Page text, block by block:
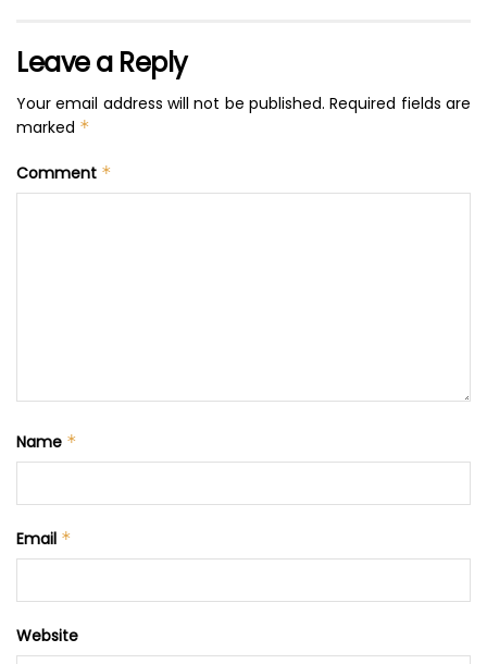
Leave a Reply
Your email address will not be published. Required fields are
marked *
Comment *
Name *
Email *
Website